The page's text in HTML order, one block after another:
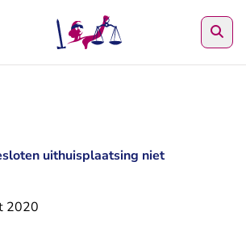
uithuisplaatsing niet
2020